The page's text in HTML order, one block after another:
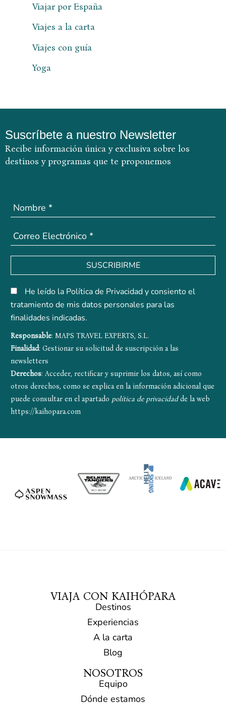
Viajar por España
Viajes a la carta
Viajes con guía
Yoga
Suscríbete a nuestro Newsletter
Recibe información única y exclusiva sobre los
destinos yprogramas que te proponemos
SUSCRIBIRME
He leído la Política de Privacidad y consiento el
tratamiento de mis datos personales para las
finalidades indicadas.
Responsable: MAPS TRAVEL EXPERTS, S.L.
Finalidad: Gestionar su solicitud de suscripción a las
newsletters
Derechos: Acceder, rectificar y suprimir los datos, así como
otros derechos, como se explica en la información adicional que
puede consultar en el apartado política de privacidadde la web
https://kaihopara.com
VIAJA CON KAIHÓPARA
Destinos
Experiencias
A la carta
Blog
NOSOTROS
Equipo
Dónde estamos